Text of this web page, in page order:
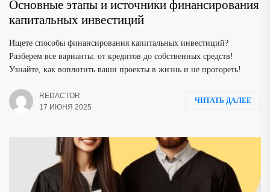
Основные этапы и источники финансирования
капитальных инвестиций
Ищете способы финансирования капитальных инвестиций?
Разберем все варианты: от кредитов до собственных средств!
Узнайте, как воплотить ваши проекты в жизнь и не прогореть!
REDACTOR
17 ИЮНЯ 2025
ЧИТАТЬ ДАЛЕЕ